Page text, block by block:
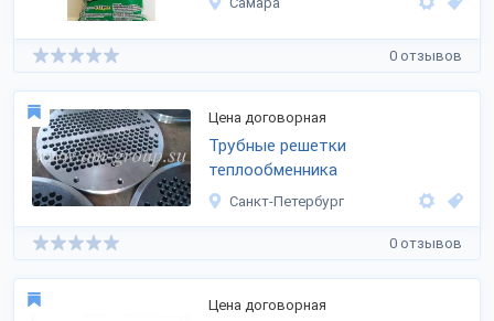
0 отзывов
Цена договорная
Трубные решетки
теплообменника
Санкт-Петербург
0 отзывов
Цена договорная